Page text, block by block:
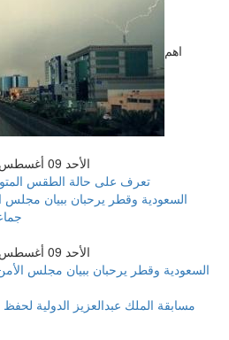
اهم
الأحد 09 أغسطس 2026 12:07 صباحاً
تعرف على حالة الطقس
الأحد 09 أغسطس 2026 12:07 صباحاً
السعودية وقطر يرحبان ببيان مجلس